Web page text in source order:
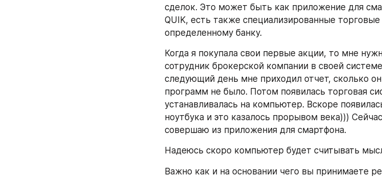
сделок. Это может быть как приложение для
QUIK, есть также специализированные
определенному банку.
Когда я покупала свои первые акции, то мне
сотрудник брокерской компании в своей
следующий день мне приходил отчет, сколько
программ не было. Потом появилась торговая
устанавливалась на компьютер. Вскоре
ноутбука и это казалось прорывом века)))
совершаю из приложения для смартфона.
Надеюсь скоро компьютер будет считывать
Важно как и на основании чего вы принимаете